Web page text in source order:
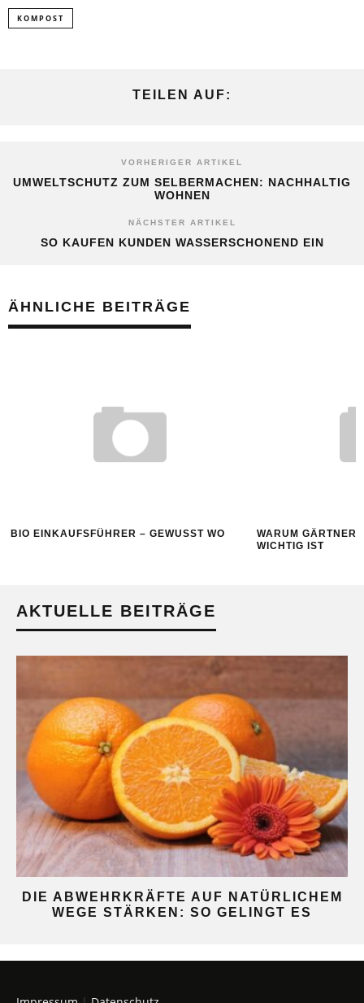
KOMPOST
TEILEN AUF:
VORHERIGER ARTIKEL
UMWELTSCHUTZ ZUM SELBERMACHEN: NACHHALTIG
WOHNEN
NÄCHSTER ARTIKEL
SO KAUFEN KUNDEN WASSERSCHONEND EIN
ÄHNLICHE BEITRÄGE
BIO EINKAUFSFÜHRER – GEWUSST WO
WARUM
WICHTIG IST
AKTUELLE BEITRÄGE
DIE ABWEHRKRÄFTE AUF NATÜRLICHEM
WEGE STÄRKEN: SO GELINGT ES